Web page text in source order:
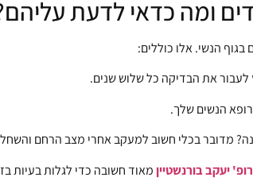
ומה כדאי לדעת
הנשי. אלו כוללים:
הנשים שלך.
יעקב בורנשטייןמאוד חשובה כדי לגלות בעיות